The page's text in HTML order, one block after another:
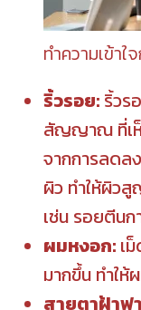
ทำความเข้าใ
ริ้วรอย: ริ้วร
สัญญาณ ที่เห็
จากการลดล
ผิว ทำให้ผิว
เช่น รอยตีน
ผมหงอก: เ
มากขึ้น ทำให้
สายตาฝ้าฟ